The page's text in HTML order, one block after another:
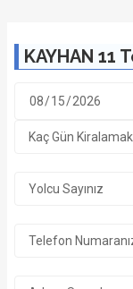
KAYHAN 11